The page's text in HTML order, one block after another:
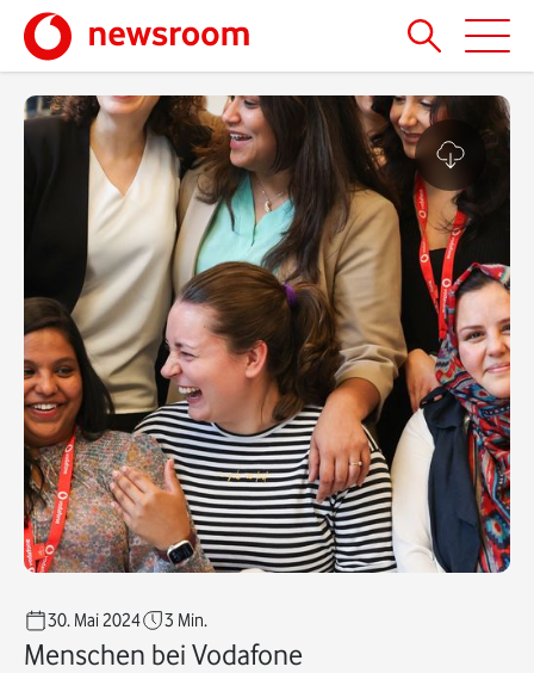
30. Mai 2024 3 Min.
Menschen bei Vodafone